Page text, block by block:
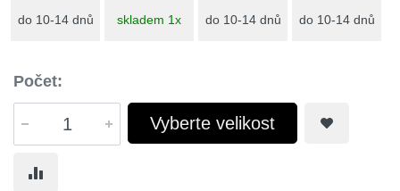
do 10-14 dnů skladem 1x do 10-14 dnů do 10-14 dnů
Počet:
Vyberte velikost